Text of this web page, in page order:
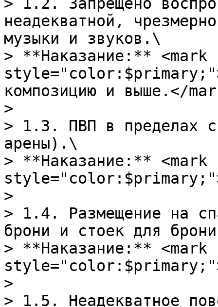
неадекватной,
музыки и звуков.\
> **Наказание:** <mark
композицию и выше.</
>
> 1.3. ПВП в пределах
арены).\
> **Наказание:** <mark
>
> 1.4. Размещение на
брони и стоек для
> **Наказание:** <mark
>
> 1.5. Неадекватное